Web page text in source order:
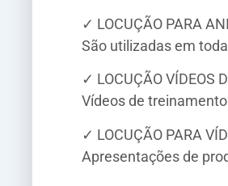
✓ LOCUÇÃO PARA
São utilizadas em
✓ LOCUÇÃO VÍDEOS
Vídeos de
✓ LOCUÇÃO PARA
Apresentações de